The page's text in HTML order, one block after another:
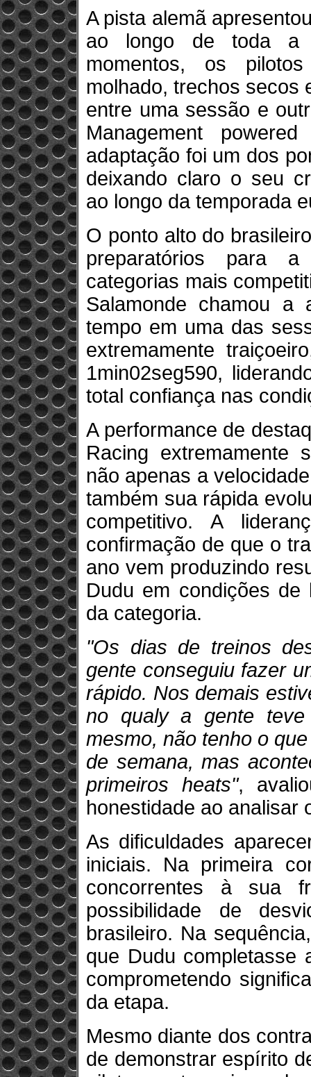
A pista alemã
ao longo de toda a
momentos, os
molhado, trechos secos
entre uma sessão e
Management
adaptação foi um dos
deixando claro o seu
ao longo da temporada
O ponto alto do
preparatórios para
categorias mais
Salamonde chamou a
tempo em uma das
extremamente
1min02seg590,
total confiança nas
A performance de
Racing extremamente
não apenas a
também sua rápida
competitivo. A
confirmação de que o
ano vem produzindo
Dudu em condições
da categoria.
"Os dias de treinos
gente conseguiu fazer
rápido. Nos demais
no qualy a gente
mesmo, não tenho o
de semana, mas
primeiros heats",
honestidade ao analisar
As dificuldades
iniciais. Na primeira
concorrentes à sua
possibilidade de
brasileiro. Na
que Dudu completasse
comprometendo
da etapa.
Mesmo diante dos
de demonstrar espírito